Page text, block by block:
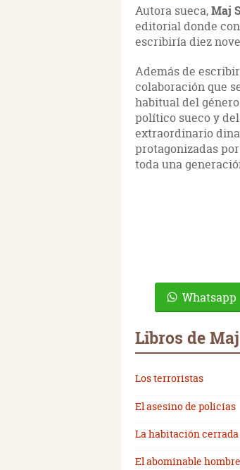
Autora sueca,Maj
editorial donde
escribiría diez
Además de
colaboración que
habitual del
político sueco y
extraordinario
protagonizadas
toda una
Whatsapp
Libros de
Los terroristas
El asesino de policías
La habitación cerrada
El abominable